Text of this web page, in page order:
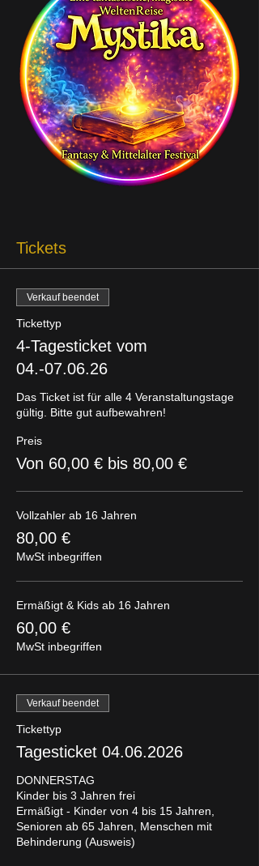
Tickets
Verkauf beendet
Tickettyp
4-Tagesticket vom
04.-07.06.26
Das Ticket ist für alle 4 Veranstaltungstage
gültig. Bitte gut aufbewahren!
Preis
Von 60,00 € bis 80,00 €
Vollzahler ab 16 Jahren
80,00 €
MwSt inbegriffen
Ermäßigt & Kids ab 16 Jahren
60,00 €
MwSt inbegriffen
Verkauf beendet
Tickettyp
Tagesticket 04.06.2026
DONNERSTAG
Kinder bis 3 Jahren frei
Ermäßigt - Kinder von 4 bis 15 Jahren,
Senioren ab 65 Jahren, Menschen mit
Behinderung (Ausweis)